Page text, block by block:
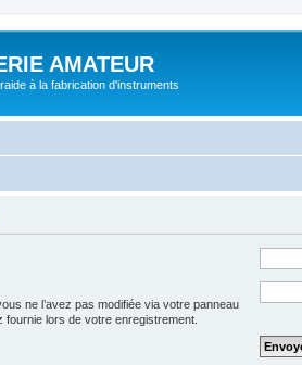
AMATEUR
à la fabrication d'instruments
ne l’avez pas modifiée via votre panneau
fournie lors de votre enregistrement.